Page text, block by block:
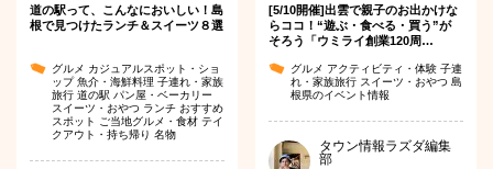
道の駅って、こんなにおいしい！島
根で見つけたランチ＆スイーツ８選
グルメ カジュアルスポット・ショ
ップ魚介・海鮮料理 子連れ・家族
旅行 道の駅 パン屋・ベーカリー
スイーツ・おやつ ランチ おすすめ
スポット
ご当地グルメ・食材 テイ
クアウト・持ち帰り 名物
[5/10開催]出雲で親子のお出かけな
らココ！“遊ぶ・食べる・買う”が
そろう「ウミライ創業120周…
グルメ アクティビティ・体験子連
れ・家族旅行 スイーツ・おやつ島
根県のイベント情報
タウン情報ラズダ編集
部